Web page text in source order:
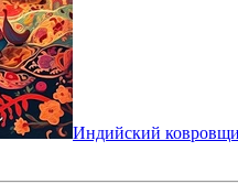
Индийский